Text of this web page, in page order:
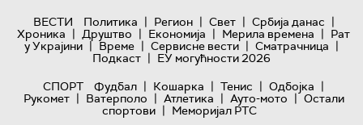
ВЕСТИ Политика | Регион | Свет | Србија данас |
Хроника | Друштво | Економија | Мерила времена | Рат
у Украјини | Време | Сервисне вести | Сматрачница |
Подкаст | ЕУ могућности 2026
СПОРТ
Фудбал | Кошарка | Тенис | Одбојка |
Рукомет | Ватерполо | Атлетика | Ауто-мото | Остали
спортови | Меморијал РТС